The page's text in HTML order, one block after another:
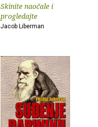
Skinite naočale i
progledajte
Jacob Liberman